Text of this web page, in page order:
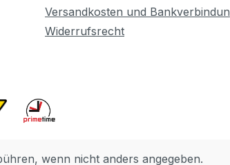
Versandkosten und
Widerrufsrecht
wenn nicht anders angegeben.